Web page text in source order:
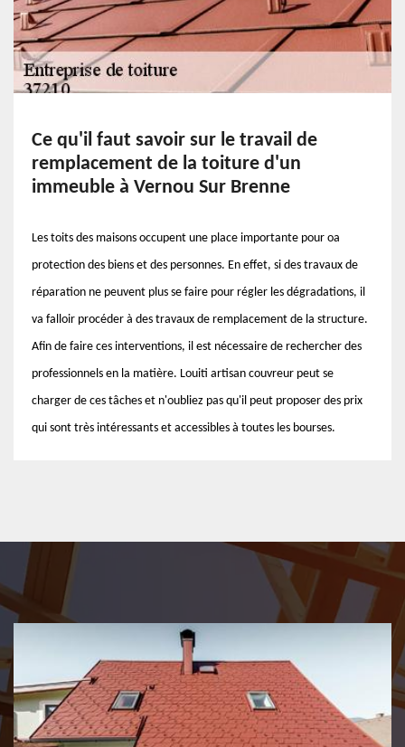
Ce qu'il faut savoir sur le travail de
remplacement de la toiture d'un
immeuble à Vernou Sur Brenne
Les toits des maisons occupent une place importante pour oa
protection des biens et des personnes. En effet, si des travaux de
réparation ne peuvent plus se faire pour régler les dégradations, il
va falloir procéder à des travaux de remplacement de la structure.
Afin de faire ces interventions, il est nécessaire de rechercher des
professionnels en la matière. Louiti artisan couvreur peut se
charger de ces tâches et n'oubliez pas qu'il peut proposer des prix
qui sont très intéressants et accessibles à toutes les bourses.